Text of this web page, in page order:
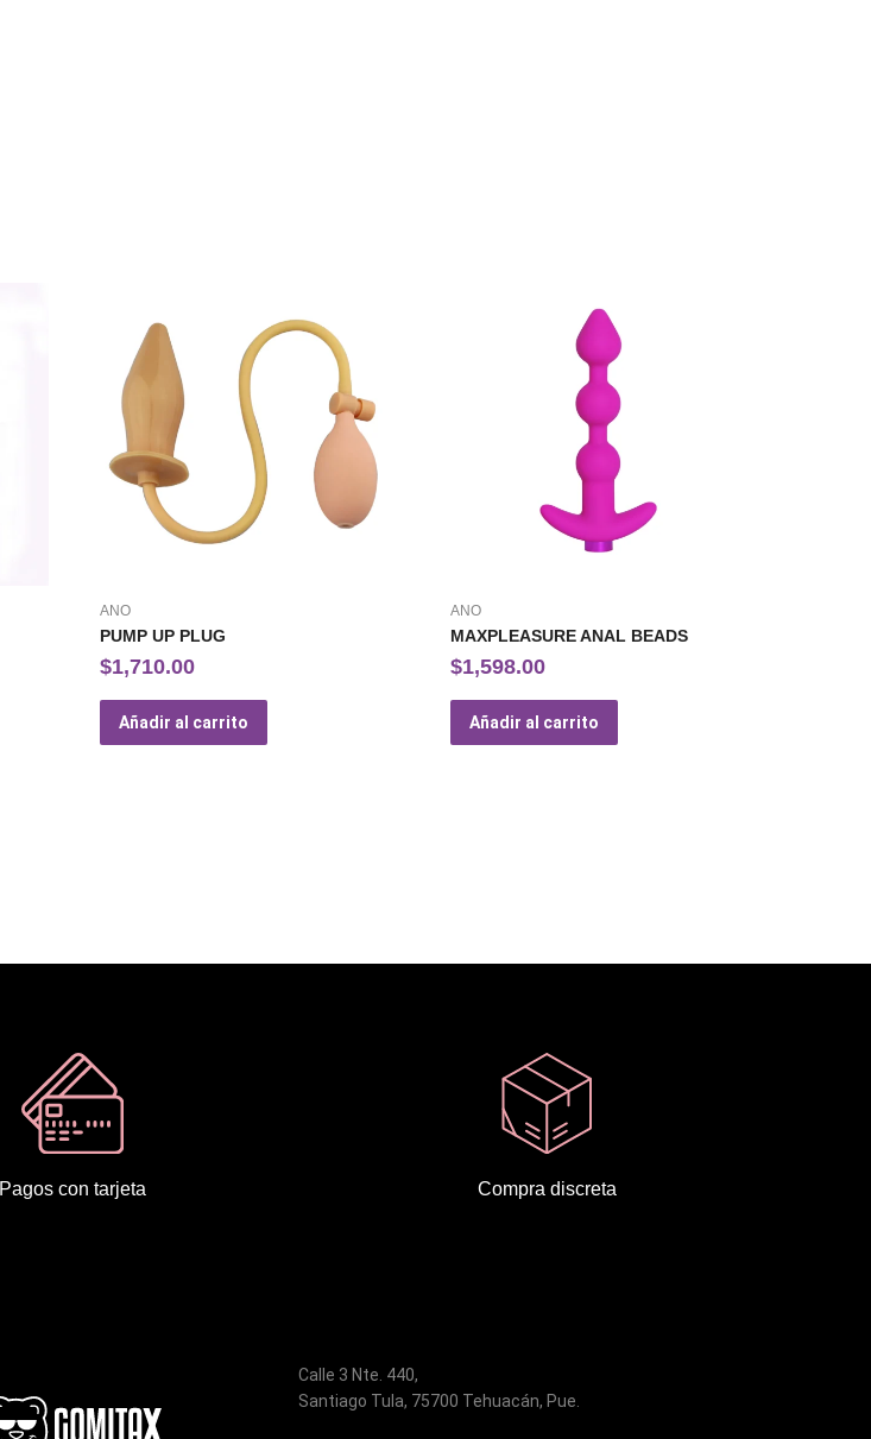
ANO
PUMP UP PLUG
$1,710.00
Añadir al carrito
ANO
MAXPLEASURE ANAL BEADS
$1,598.00
Añadir al carrito
Pagos con tarjeta Compra discreta
Calle 3 Nte. 440,
Santiago Tula, 75700 Tehuacán, Pue.